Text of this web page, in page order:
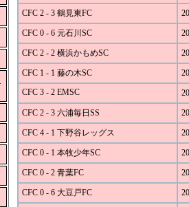
CFC 2 - 3 鶴見東FC
CFC 0 - 6 元石川SC
CFC 2 - 2 横浜かもめSC
CFC 1 - 1 藤の木SC
CFC 3 - 2 EMSC
CFC 2 - 3 六浦毎日SS
CFC 4 - 1 下野谷レッグス
CFC 0 - 1 本牧少年SC
CFC 0 - 2 青葉FC
CFC 0 - 6 大豆戸FC